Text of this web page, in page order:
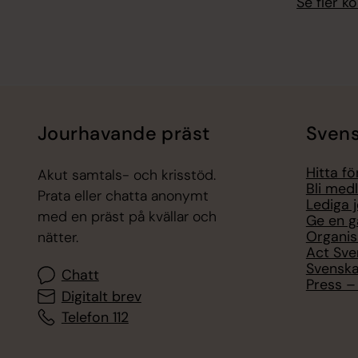
Jourhavande präst
Akut samtals- och krisstöd.
Prata eller chatta anonymt
med en präst på kvällar och
nätter.
Chatt
Digitalt brev
Telefon 112
Hitta
Bli
Lediga
Ge en
Act
Press